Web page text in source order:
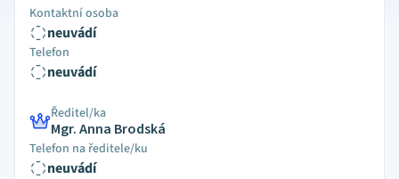
Kontaktní osoba
neuvádí
Telefon
neuvádí
Ředitel/ka
Mgr. Anna Brodská
Telefon na ředitele/ku
neuvádí